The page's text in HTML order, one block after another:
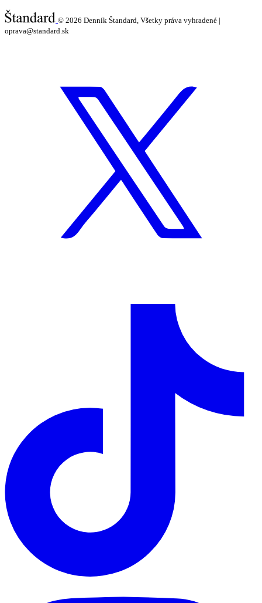
© 2026 Denník Štandard, Všetky práva vyhradené |
oprava@standard.sk